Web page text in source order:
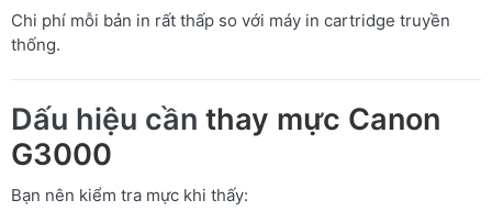
Chi phí mỗi bản in rất thấp so với máy in cartridge truyền
thống.
Dấu hiệu cần thay mực Canon
G3000
Bạn nên kiểm tra mực khi thấy: